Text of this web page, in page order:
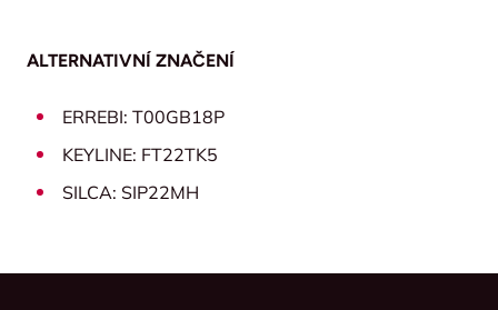
ALTERNATIVNÍ ZNAČENÍ
ERREBI: T00GB18P
KEYLINE: FT22TK5
SILCA: SIP22MH